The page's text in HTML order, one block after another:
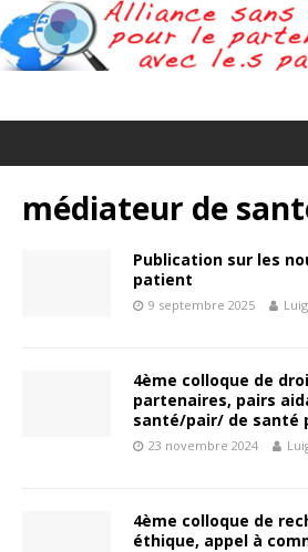
médiateur de
Publication sur les
patient
9 septembre 2025
4ème colloque de
partenaires, pairs
santé/pair/ de santé
23 novembre 2024
4ème colloque de
éthique, appel à